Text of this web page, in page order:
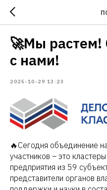
🚀Мы растем!
с нами!
2025-10-29 13:23
🔥Сегодня объединение
участников – это
предприятия из 59
представители органов